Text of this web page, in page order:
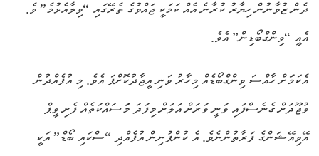
ދެން ޒުވާނުން ހިޔާރު ކުރާނެ އެއް ކަމަކީ ޖައްވުގެ ތެރޭގައި “ވިލާއެޅުމެ” ވެ.
އެއީ “ވިންގްބޯޑިން” އެވެ.
އެކަމަަށް ހާއްސަ ވިންގްބޯޑެއް މިހާރު ވަނި އީޖާދުކޮށްފަ އެވެ. މި އުފެއްދުން
ވުޖޫދަށް ގެނެސްފައި ވަނީ ވަރަށް އަލަށް މިފަދަ މަަސައްކަތެއް ފެށި ވީޕް
އޭވިއޭޝަންގެ ފަރާތުންނެވެ. އެ ކުންފުނިން އުފެއްދި “ސްކައި ބޯޑް” އަކީ